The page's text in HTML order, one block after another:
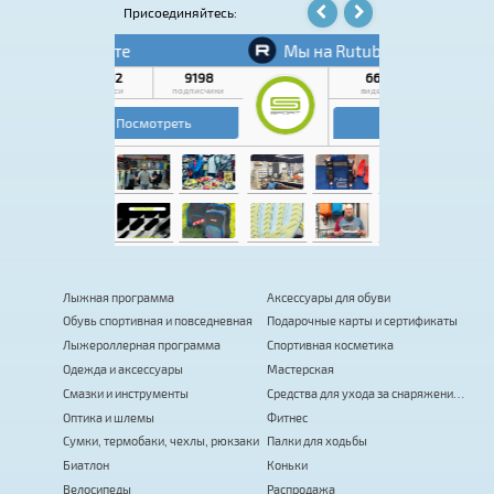
Лыжная программа
Обувь спортивная и повседневная
Лыжероллерная программа
Одежда и аксессуары
Смазки и инструменты
Оптика и шлемы
Сумки, термобаки, чехлы, рюкзаки
Биатлон
Велосипеды
Аксессуары для обуви
Подарочные карты и сертификаты
Спортивная косметика
Мастерская
Средства для ухода за снаряжением
Фитнес
Палки для ходьбы
Коньки
Распродажа
Присоединяйтесь: